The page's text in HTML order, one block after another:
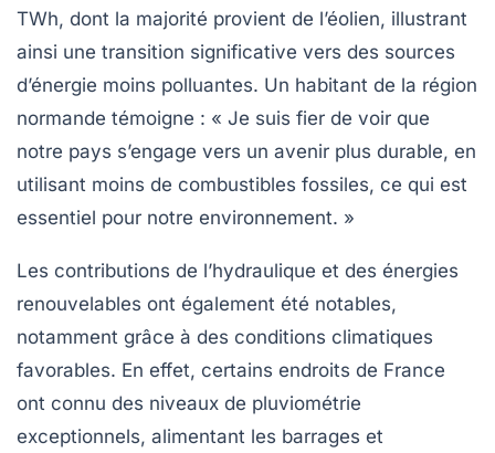
TWh, dont la majorité provient de l’éolien, illustrant
ainsi une transition significative vers des sources
d’énergie moins polluantes. Un habitant de la région
normande témoigne : « Je suis fier de voir que
notre pays s’engage vers un avenir plus durable, en
utilisant moins de combustibles fossiles, ce qui est
essentiel pour notre environnement. »
Les contributions de l’hydraulique et des énergies
renouvelables ont également été notables,
notamment grâce à des conditions climatiques
favorables. En effet, certains endroits de France
ont connu des niveaux de pluviométrie
exceptionnels, alimentant les barrages et